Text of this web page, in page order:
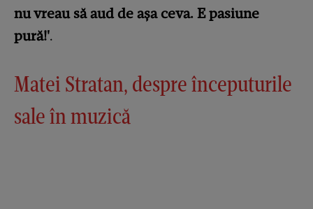
nu vreau să aud de așa ceva. E pasiune
pură!'.
Matei Stratan, despre începuturile
sale în muzică